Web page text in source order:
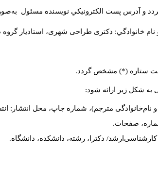
و آدرس پست الكترونيكي نويسنده مسئول
خانوادگي: دکتری طراحی شهری، استادیار گروه
ستاره (*) مشخص گردد.
به شکل زیر ارائه شود:
نام‌خانوادگی مترجم)، شماره چاپ، محل انتشار:
شماره، صفحات.
کارشناسی‌ارشد/ دکترا، رشته، دانشکده، دانشگاه.